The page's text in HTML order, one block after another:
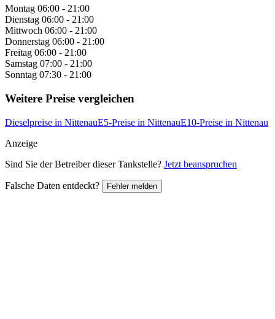
Montag 06:00 - 21:00
Dienstag 06:00 - 21:00
Mittwoch 06:00 - 21:00
Donnerstag 06:00 - 21:00
Freitag 06:00 - 21:00
Samstag 07:00 - 21:00
Sonntag 07:30 - 21:00
Weitere Preise vergleichen
Dieselpreise in NittenauE5-Preise in NittenauE10-Preise in Nittenau
Anzeige
Sind Sie der Betreiber dieser Tankstelle? Jetzt beanspruchen
Falsche Daten entdeckt? Fehler melden